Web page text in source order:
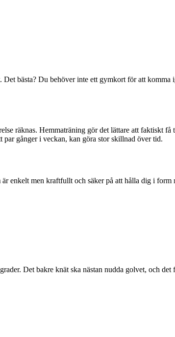
bästa? Du behöver inte ett gymkort för att komma
räknas. Hemmaträning gör det lättare att faktiskt
par gånger i veckan, kan göra stor skillnad över tid.
enkelt men kraftfullt och säker på att hålla dig i form
Det bakre knät ska nästan nudda golvet, och